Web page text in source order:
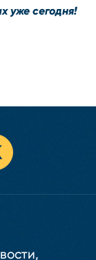
уже сегодня!